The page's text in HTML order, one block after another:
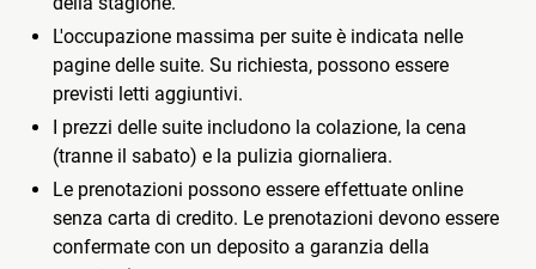
L'occupazione massima per suite è indicata nelle
pagine delle suite. Su richiesta, possono essere
previsti letti aggiuntivi.
I prezzi delle suite includono la colazione, la cena
(tranne il sabato) e la pulizia giornaliera.
Le prenotazioni possono essere effettuate online
senza carta di credito. Le prenotazioni devono essere
confermate con un deposito a garanzia della